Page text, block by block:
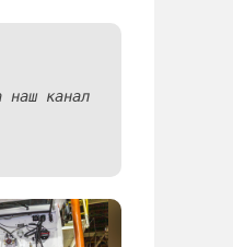
наш канал